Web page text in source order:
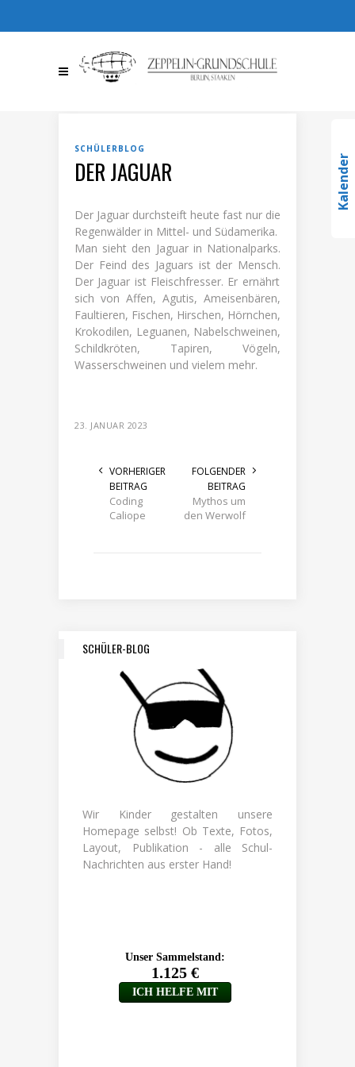
367095123
info@zeppelin-
gs.de
SCHÜLERBLOG
DER JAGUAR
Der Jaguar durchsteift heute fast nur die
Regenwälder in Mittel- und Südamerika.
Man sieht den Jaguar in Nationalparks.
Der Feind des Jaguars ist der Mensch.
Der Jaguar ist Fleischfresser. Er ernährt
sich von Affen, Agutis, Ameisenbären,
Faultieren, Fischen, Hirschen, Hörnchen,
Krokodilen, Leguanen, Nabelschweinen,
Schildkröten, Tapiren, Vögeln,
Wasserschweinen und vielem mehr.
23. JANUAR 2023
VORHERIGER
BEITRAG
Coding
Caliope
FOLGENDER
BEITRAG
Mythos um
den Werwolf
SCHÜLER-BLOG
Wir Kinder gestalten unsere
Homepage selbst! Ob Texte, Fotos,
Layout, Publikation - alle Schul-
Nachrichten aus erster Hand!
Kalender